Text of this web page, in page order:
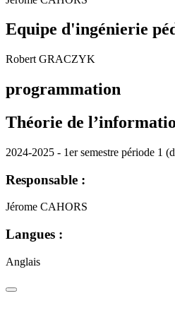
Equipe d'ingénierie
Robert GRACZYK
programmation
Théorie de
2024-2025 - 1er semestre période 1
Responsable :
Jérome CAHORS
Langues :
Anglais